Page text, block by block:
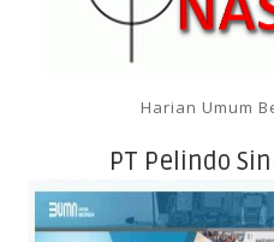
Harian Umum
PT Pelindo